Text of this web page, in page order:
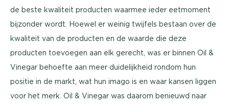
de beste kwaliteit producten waarmee ieder eetmoment
bijzonder wordt. Hoewel er weinig twijfels bestaan over de
kwaliteit van de producten en de waarde die deze
producten toevoegen aan elk gerecht, was er binnen Oil &
Vinegar behoefte aan meer duidelijkheid rondom hun
positie in de markt, wat hun imago is en waar kansen liggen
voor het merk. Oil & Vinegar was daarom benieuwd naar